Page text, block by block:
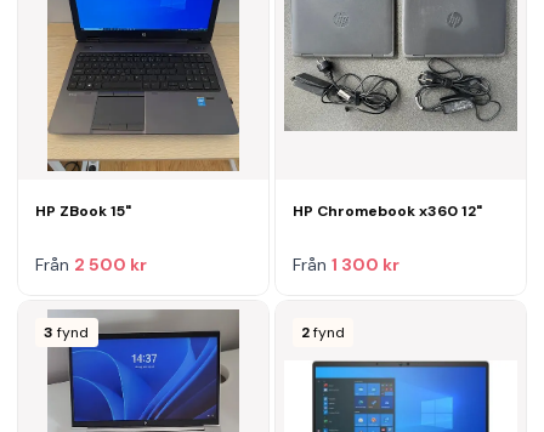
HP ZBook 15"
Från 2 500 kr
HP Chromebook x360 12"
Från 1 300 kr
3 fynd 2 fynd